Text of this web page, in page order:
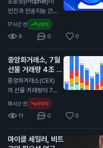
칠 수 있습니다. 이번
투자자에게 중요한 신
호입니다. 금리 인상
가격에 긍정적인 영향
을 미칠 수 있습니다.
언은 암호화폐에 대한
긍정적인 시각을 드러
냅니다. 그의 아들들
이 지분을 가진 암호
화폐 채굴 회사인 아
메리칸 비트코인은 최
근 2분기 동안 5,72
0만 달러(약 800억
원)의 손실을 기록했
격이 2분기 동안 11%
하락한 영향이 컸습니
비트코인 932개를
채굴하며 생산량을 증
인간과 인공지능 간의
예측 시장을 출시했습
니다. 사용자는 어떤
주제든 시장을 만들고
프로핏과 직접 거래할
수 있습니다. 이 서비
스는 사용자에게 예측
을 통해 수익을 올릴
기회를 제공합니다.
프로핏은 인공지능을
활용해 예측의 정확성
을 높이고, 사용자들
은 자신의 전문 지식
을 활용해 시장을 형
성할 수 있습니다. 가
17시간 전 긍정적
9 0 0
중앙화거래소, 7월
선물 거래량 4조 달
러로 감소
N
중앙화거래소(CEX)
의 선물 거래량이 7월
에 4조 달러(약 5천
800조 원)로 감소했
습니다. 이는 2023
년 12월 이후 가장 낮
은 수준입니다. 이 통
18시간 전 부정적
11 0 0
마이클 세일러, 비트